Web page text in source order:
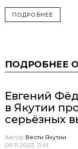
ПОДРОБНЕЕ
ПОДРОБНЕЕ
Евгений
в Якутии
серьёзных
Автор Вести Якутии
09.11.2022, 11:41